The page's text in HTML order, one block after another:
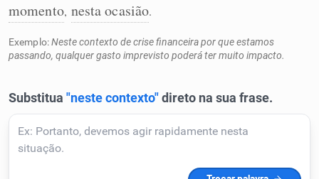
Humanizador de IA
Cata-letras
Conexões
momento, nesta ocasião.
Exemplo:Neste contexto de crise financeira por que estamos
passando, qualquer gasto imprevisto poderá ter muito impacto.